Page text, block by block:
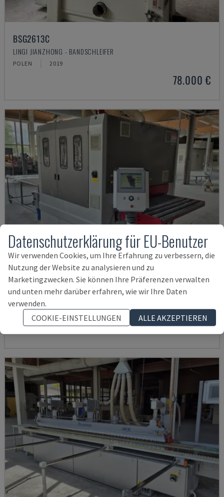
BSG2613C
LINGI JIANZHONG - BANDSCHLEIFER
POLEN 2019
78.000 €
KSF-3-1350
WEBER - BANDSCHLEIFER
DEUTSCHLAND 2010
38.750 €
Datenschutzerklärung für EU-Benutzer
Wir verwenden Cookies, um Ihre Erfahrung zu verbessern, die
Nutzung der Website zu analysieren und zu
Marketingzwecken. Sie können Ihre Präferenzen verwalten
und unten mehr darüber erfahren, wie wir Ihre Daten
verwenden.
COOKIE-EINSTELLUNGEN
ALLE AKZEPTIEREN